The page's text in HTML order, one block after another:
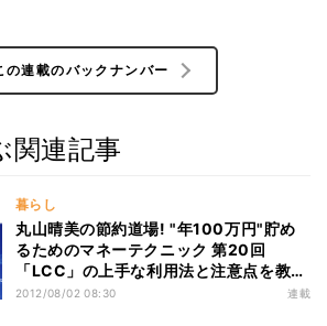
の連載のバックナンバー
関連記事
暮らし
丸山晴美の節約道場! "年100万円"貯め
るためのマネーテクニック 第20回
「LCC」の上手な利用法と注意点を教え
てください!!
2012/08/02 08:30 連載